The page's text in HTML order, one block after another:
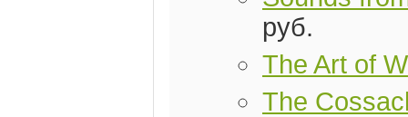
руб.
The Art of
The